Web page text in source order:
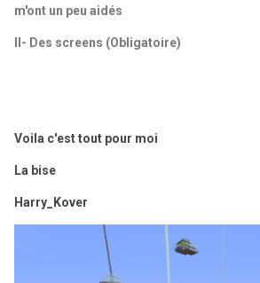
m'ont un peu aidés
II- Des screens (Obligatoire)
Voila c'est tout pour moi
La bise
Harry_Kover